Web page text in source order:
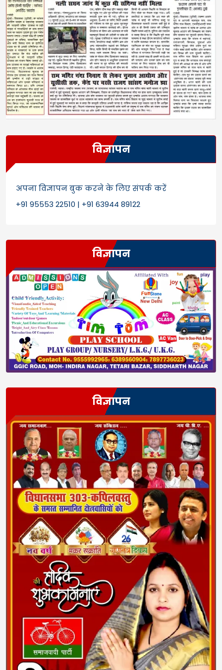
विज्ञापन
अपना विज्ञापन बुक करने के लिए संपर्क करें
+91 95553 22510 | +91 63944 89122
विज्ञापन
विज्ञापन